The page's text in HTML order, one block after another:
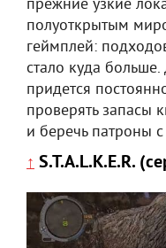
прежние узкие
полуоткрытым
геймплей:
стало куда
придется
проверять запасы
и беречь патроны
↑ S.T.A.L.K.E.R.